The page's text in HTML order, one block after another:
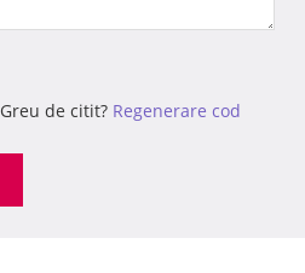
Greu de citit? Regenerare cod